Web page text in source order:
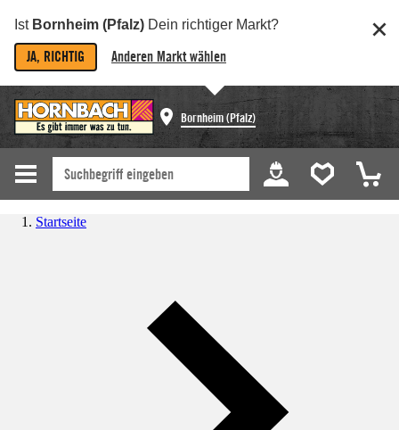
Ist Bornheim (Pfalz) Dein richtiger Markt?
JA, RICHTIG Anderen Markt wählen
Bornheim (Pfalz)
Startseite